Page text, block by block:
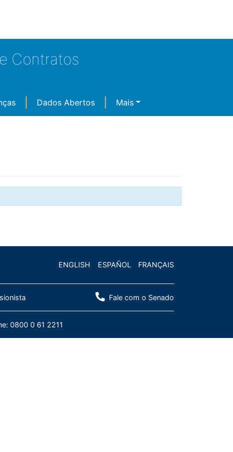
Contratos
Dados Abertos Mais
ENGLISH ESPAÑOL FRANÇAIS
Fale com o Senado
0800 0 61 2211